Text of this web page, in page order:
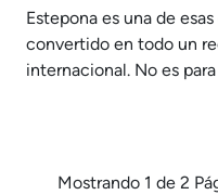
Estepona es una de
convertido en todo un
internacional. No es
Mostrando 1 de 2